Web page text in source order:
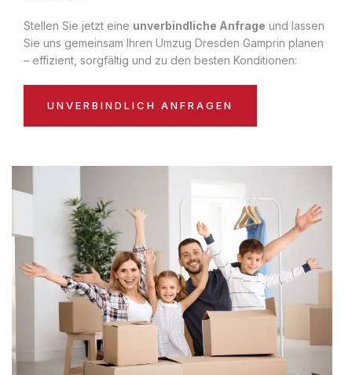
Stellen Sie jetzt eine unverbindliche Anfrage und lassen
Sie uns gemeinsam Ihren Umzug Dresden Gamprin planen
– effizient, sorgfältig und zu den besten Konditionen:
UNVERBINDLICH ANFRAGEN